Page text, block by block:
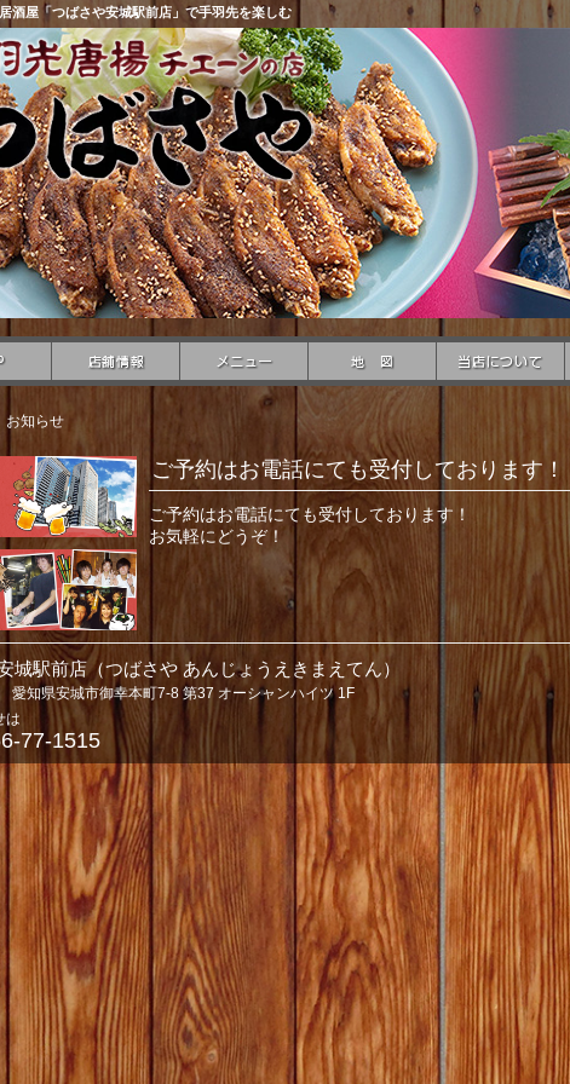
酒屋「つばさや安城駅前店」で手羽先を楽しむ
お知らせ
ご予約はお電話にても受付しております！
ご予約はお電話にても受付しております！
お気軽にどうぞ！
城駅前店（つばさや あんじょうえきまえてん）
知県安城市御幸本町7-8 第37 オーシャンハイツ 1F
は
77-1515